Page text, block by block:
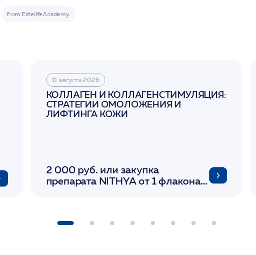
11 августа 2026
КОЛЛАГЕН И КОЛЛАГЕНСТИМУЛЯЦИЯ:
СТРАТЕГИИ ОМОЛОЖЕНИЯ И
ЛИФТИНГА КОЖИ
2 000 руб. или закупка
препарата NITHYA от 1 флакона/
день семинара